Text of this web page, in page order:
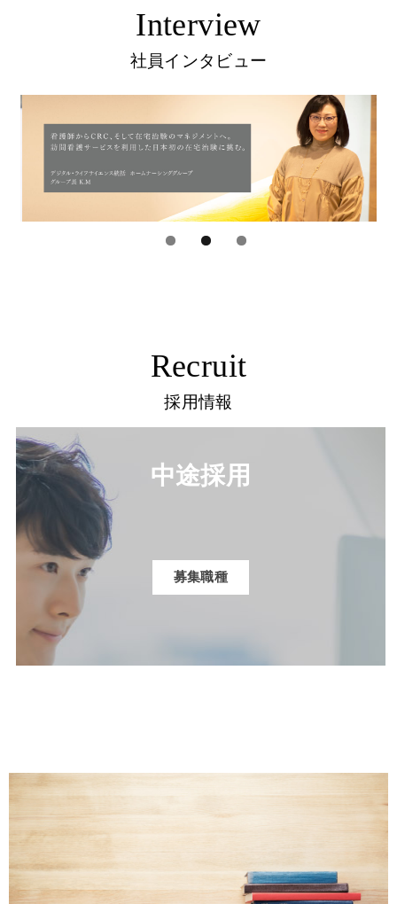
Interview
社員インタビュー
Recruit
採用情報
中途採用
募集職種